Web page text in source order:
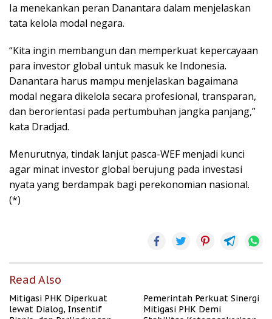
Ia menekankan peran Danantara dalam menjelaskan
tata kelola modal negara.
“Kita ingin membangun dan memperkuat kepercayaan
para investor global untuk masuk ke Indonesia.
Danantara harus mampu menjelaskan bagaimana
modal negara dikelola secara profesional, transparan,
dan berorientasi pada pertumbuhan jangka panjang,”
kata Dradjad.
Menurutnya, tindak lanjut pasca-WEF menjadi kunci
agar minat investor global berujung pada investasi
nyata yang berdampak bagi perekonomian nasional.
(*)
Read Also
Mitigasi PHK Diperkuat
lewat Dialog, Insentif
Pemerintah Perkuat Sinergi
Mitigasi PHK Demi